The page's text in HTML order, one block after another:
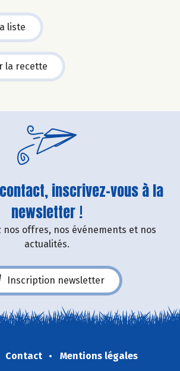
liste
la recette
inscrivez-vous à la
newsletter !
nos offres, nos événements et nos
actualités.
Inscription newsletter
Contact
Mentions légales